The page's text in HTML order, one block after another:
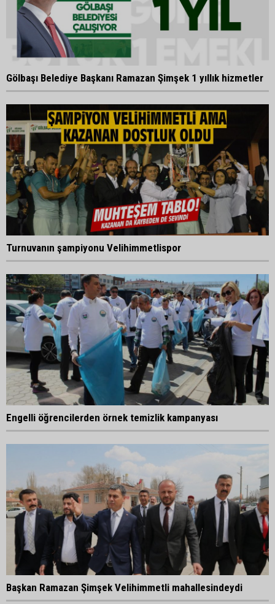
Gölbaşı Belediye Başkanı Ramazan Şimşek 1 yıllık hizmetler
Turnuvanın şampiyonu Velihimmetlispor
Engelli öğrencilerden örnek temizlik kampanyası
Başkan Ramazan Şimşek Velihimmetli mahallesindeydi